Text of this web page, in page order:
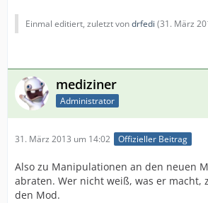
Einmal editiert, zuletzt vondrfedi (31. März
mediziner
Administrator
31. März 2013 um 14:02 Offizieller Beitrag
Also zu Manipulationen an den neuen
abraten. Wer nicht weiß, was er macht,
den Mod.